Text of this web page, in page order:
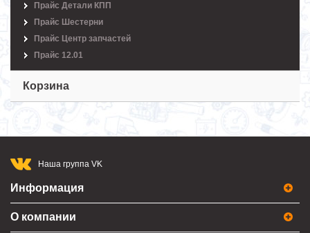
Прайс Детали КПП
Прайс Шестерни
Прайс Центр запчастей
Прайс 12.01
Корзина
Наша группа VK
Информация
О компании